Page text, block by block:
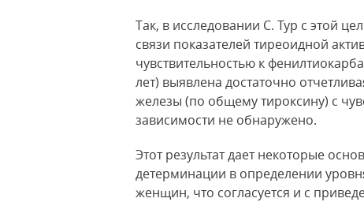
Так, в исследовании С. Тур с этой
связи показателей тиреоидной
чувствительностью к
лет) выявлена достаточно
железы (по общему тироксину) с
зависимости не обнаружено.
Этот результат дает некоторые
детерминации в определении
женщин, что согласуется и с